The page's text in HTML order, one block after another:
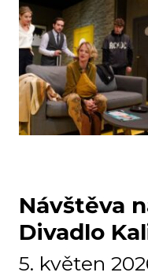
Návštěva
Divadlo
5. květen